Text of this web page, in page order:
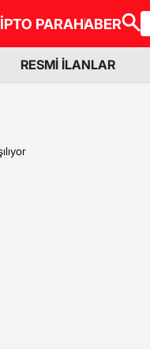
PARAHABER
RESMİ İLANLAR